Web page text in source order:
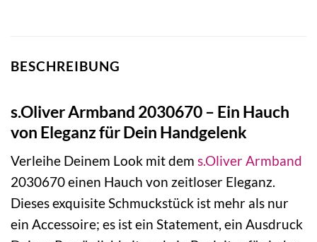
BESCHREIBUNG
s.Oliver Armband 2030670 – Ein Hauch
von Eleganz für Dein Handgelenk
Verleihe Deinem Look mit dem s.OliverArmband
2030670 einen Hauch von zeitloser Eleganz.
Dieses exquisite Schmuckstück ist mehr als nur
ein Accessoire; es ist ein Statement, ein Ausdruck